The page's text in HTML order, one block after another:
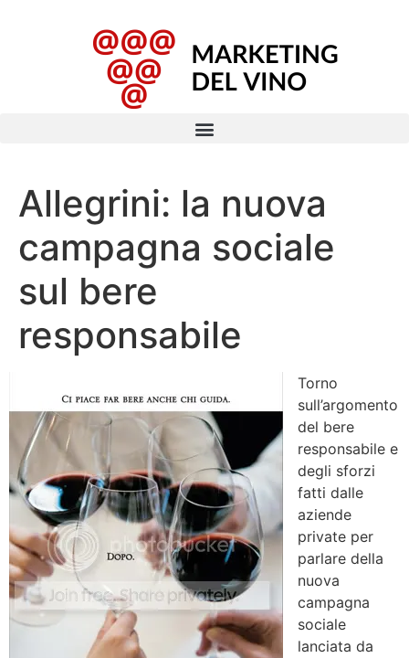
Allegrini: la nuova
campagna sociale
sul bere
responsabile
Torno
sull’argomento
del bere
responsabile e
degli sforzi
fatti dalle
aziende
private per
parlare della
nuova
campagna
sociale
lanciata da